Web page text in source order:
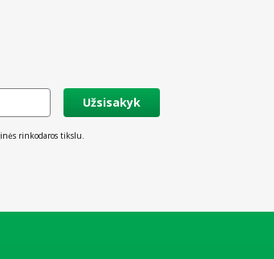
Užsisakyk
rinkodaros tikslu.